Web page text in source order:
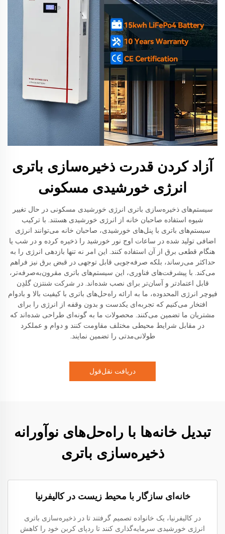
آزاد کردن قدرت ذخیره‌سازی باتری
انرژی خورشیدی مسکونی
سیستم‌های ذخیره‌سازی باتری انرژی خورشیدی مسکونی در حال تغییر
شیوه استفاده صاحبان خانه از انرژی خورشیدی هستند. با ترکیب
سیستم‌های باتری با پنل‌های خورشیدی، صاحبان خانه می‌توانند انرژی
اضافی تولید شده در ساعات اوج نور خورشید را ذخیره کرده و در شب یا
هنگام قطعی برق از آن استفاده کنند. این امر نه تنها بازدهی انرژی را به
حداکثر می‌رساند، بلکه صرفه‌جویی قابل توجهی در قبض برق نیز فراهم
می‌کند. با پیشرفت‌های فناوری، این سیستم‌های باتری مقرون‌به‌صرفه‌تر،
قابل اعتمادتر و آسان‌تر برای نصب شده‌اند. در شرکت شنتزن گلدِن
فیوچر انرژی المحدوده، ما به ارائه راه‌حل‌های باتری با کیفیت بالا و بادوام
افتخار می‌کنیم که تجربه‌ای یکدست و بدون وقفه از انرژی را برای
مشتریان ما تضمین می‌کنند. محصولات ما به گونه‌ای طراحی شده‌اند که
در مقابل شرایط محیطی مختلف مقاومت کنند و دوام و عملکرد
طولانی‌مدتی را تضمین نمایند.
دریافت نقل‌قول
تبدیل خانه‌ها با راه‌حل‌های نوآورانه
ذخیره‌سازی باتری
خانه‌ای سازگار با محیط زیست در کالیفرنیا
در کالیفرنیا، یک خانواده تصمیم گرفتند تا در ذخیره‌سازی باتری
انرژی خورشیدی سرمایه‌گذاری کنند تا ردپای کربن خود را کاهش